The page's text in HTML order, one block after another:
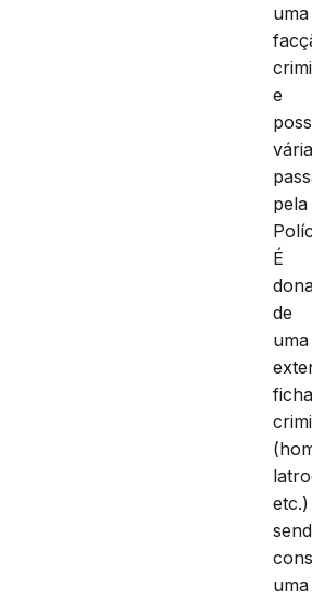
uma
e
pela
É
de
uma
etc.)
uma